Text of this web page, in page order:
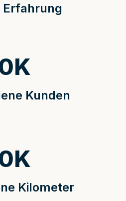
Erfahrung
Kunden
K
Kilometer
K